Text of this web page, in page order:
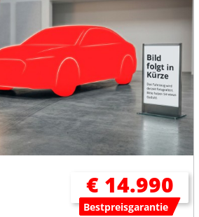
€ 14.990
Bestpreisgarantie